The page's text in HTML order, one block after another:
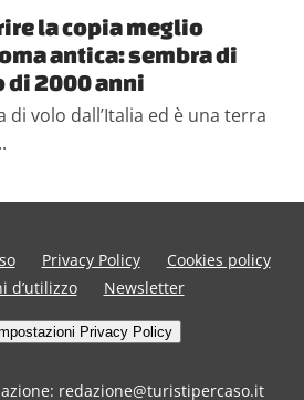
la copia meglio
antica: sembra di
2000 anni
di volo dall’Italia ed è una terra
Privacy Policy
Cookies policy
d’utilizzo
Newsletter
Privacy Policy
redazione@turistipercaso.it